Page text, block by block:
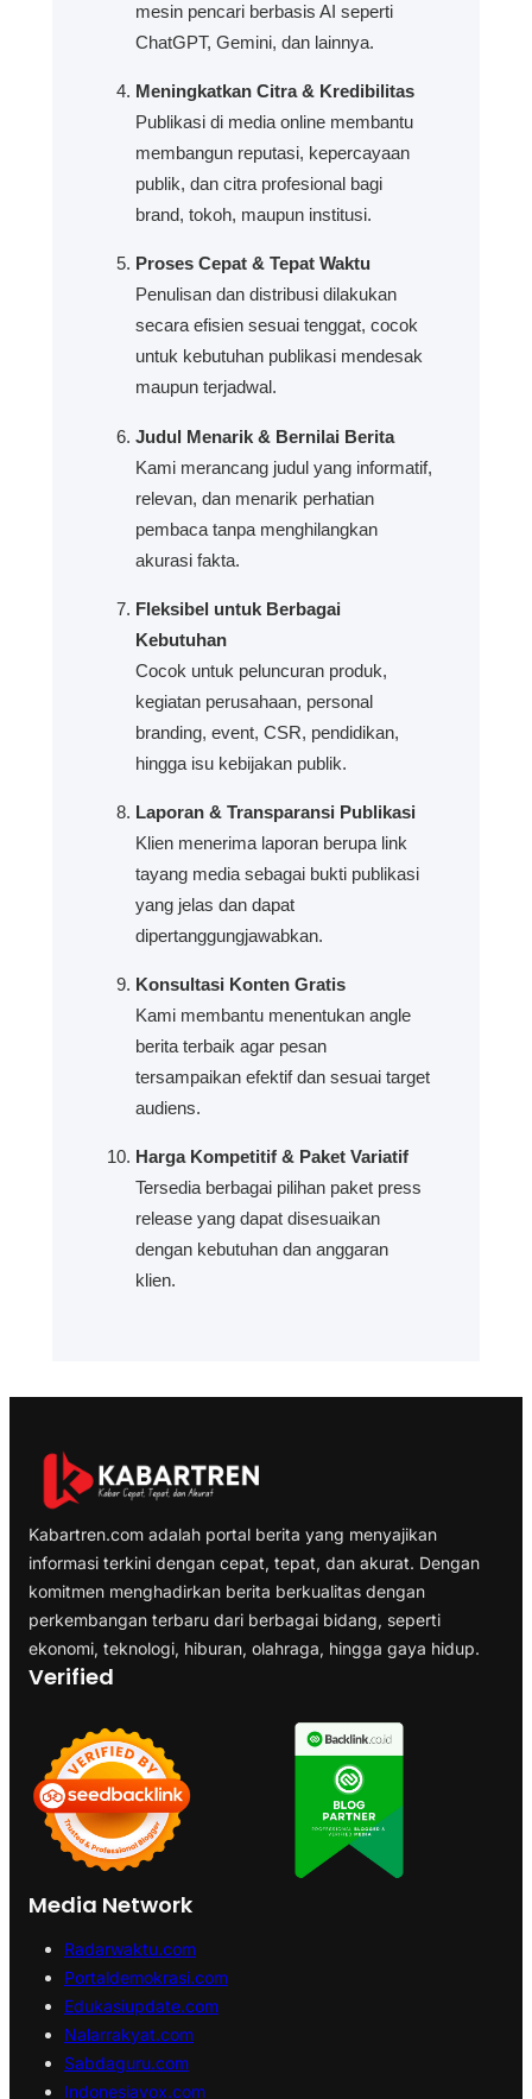
mesin pencari berbasis AI seperti
ChatGPT, Gemini, dan lainnya.
Meningkatkan Citra & Kredibilitas
Publikasi di media online membantu
membangun reputasi, kepercayaan
publik, dan citra profesional bagi
brand, tokoh, maupun institusi.
Proses Cepat & Tepat Waktu
Penulisan dan distribusi dilakukan
secara efisien sesuai tenggat, cocok
untuk kebutuhan publikasi mendesak
maupun terjadwal.
Judul Menarik & Bernilai Berita
Kami merancang judul yang informatif,
relevan, dan menarik perhatian
pembaca tanpa menghilangkan
akurasi fakta.
Fleksibel untuk Berbagai
Kebutuhan
Cocok untuk peluncuran produk,
kegiatan perusahaan, personal
branding, event, CSR, pendidikan,
hingga isu kebijakan publik.
Laporan & Transparansi Publikasi
Klien menerima laporan berupa link
tayang media sebagai bukti publikasi
yang jelas dan dapat
dipertanggungjawabkan.
Konsultasi Konten Gratis
Kami membantu menentukan angle
berita terbaik agar pesan
tersampaikan efektif dan sesuai target
audiens.
Harga Kompetitif & Paket Variatif
Tersedia berbagai pilihan paket press
release yang dapat disesuaikan
dengan kebutuhan dan anggaran
klien.
Kabartren.com adalah portal berita yang menyajikan
informasi terkini dengan cepat, tepat, dan akurat. Dengan
komitmen menghadirkan berita berkualitas dengan
perkembangan terbaru dari berbagai bidang, seperti
ekonomi, teknologi, hiburan, olahraga, hingga gaya hidup.
Verified
Media Network
Radarwaktu.com
Portaldemokrasi.com
Edukasiupdate.com
Nalarrakyat.com
Sabdaguru.com
Indonesiavox.com